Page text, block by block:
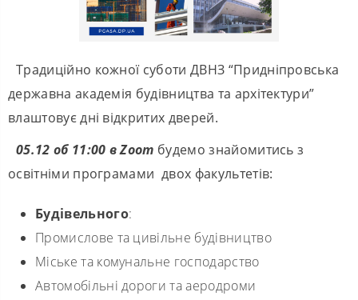
Традиційно кожної суботи ДВНЗ “Придніпровська
державна академія будівництва та архітектури”
влаштовує дні відкритих дверей.
05.12 об 11:00 вZoom будемо знайомитись з
освітніми програмами двох факультетів:
Будівельного:
Промислове та цивільне будівництво
Міське та комунальне господарство
Автомобільні дороги та аеродроми